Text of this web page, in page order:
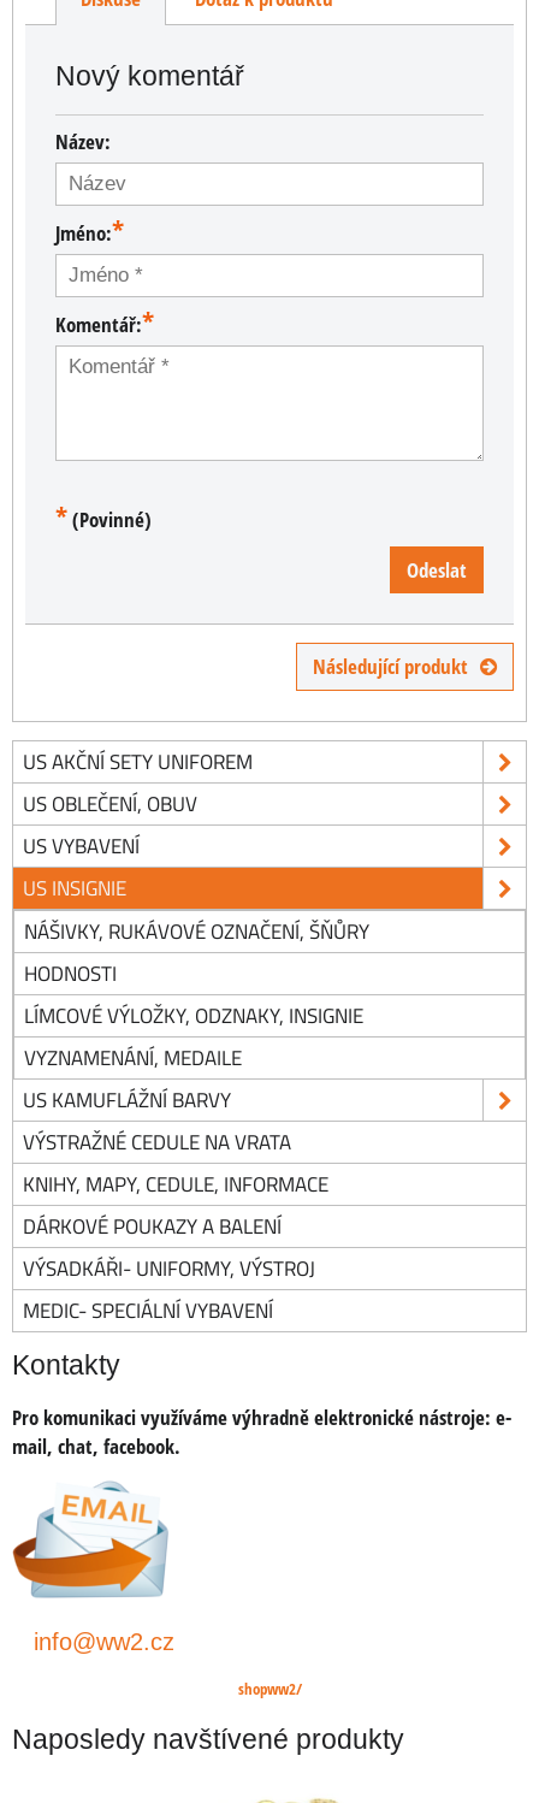
Nový komentář
Název:
Jméno:*
Komentář:*
*(Povinné)
Odeslat
Následující produkt
US AKČNÍ SETY UNIFOREM
US OBLEČENÍ, OBUV
US VYBAVENÍ
US INSIGNIE
NÁŠIVKY, RUKÁVOVÉ OZNAČENÍ, ŠŇŮRY
HODNOSTI
LÍMCOVÉ VÝLOŽKY, ODZNAKY, INSIGNIE
VYZNAMENÁNÍ, MEDAILE
US KAMUFLÁŽNÍ BARVY
VÝSTRAŽNÉ CEDULE NA VRATA
KNIHY, MAPY, CEDULE, INFORMACE
DÁRKOVÉ POUKAZY A BALENÍ
VÝSADKÁŘI- UNIFORMY, VÝSTROJ
MEDIC- SPECIÁLNÍ VYBAVENÍ
Kontakty
Pro komunikaci využíváme výhradně elektronické nástroje: e-
mail, chat, facebook.
info@ww2.cz
shopww2/
Naposledy navštívené produkty